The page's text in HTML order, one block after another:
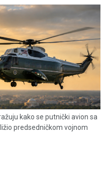
kako se putnički avion sa
predsedničkom vojnom